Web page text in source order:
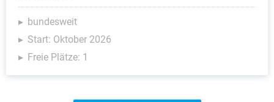
bundesweit
Start: Oktober 2026
Freie Plätze: 1